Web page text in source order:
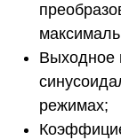
Выходное
режимах;